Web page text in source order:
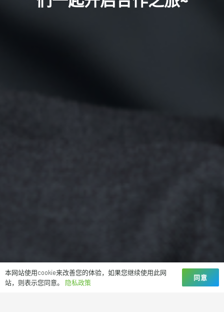
首页 联系我们
本网站使用cookie来改善您的体验，如果您继续使用此网
站，则表示您同意。 隐私政策
同意